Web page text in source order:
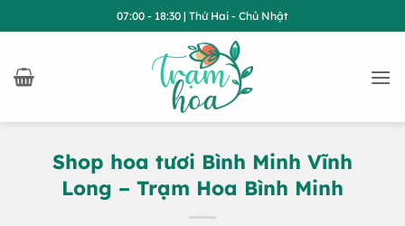
qua
dung
07:00 - 18:30 | Thứ Hai - Chủ Nhật
Shop hoa tươi Bình Minh Vĩnh
Long – Trạm Hoa Bình Minh